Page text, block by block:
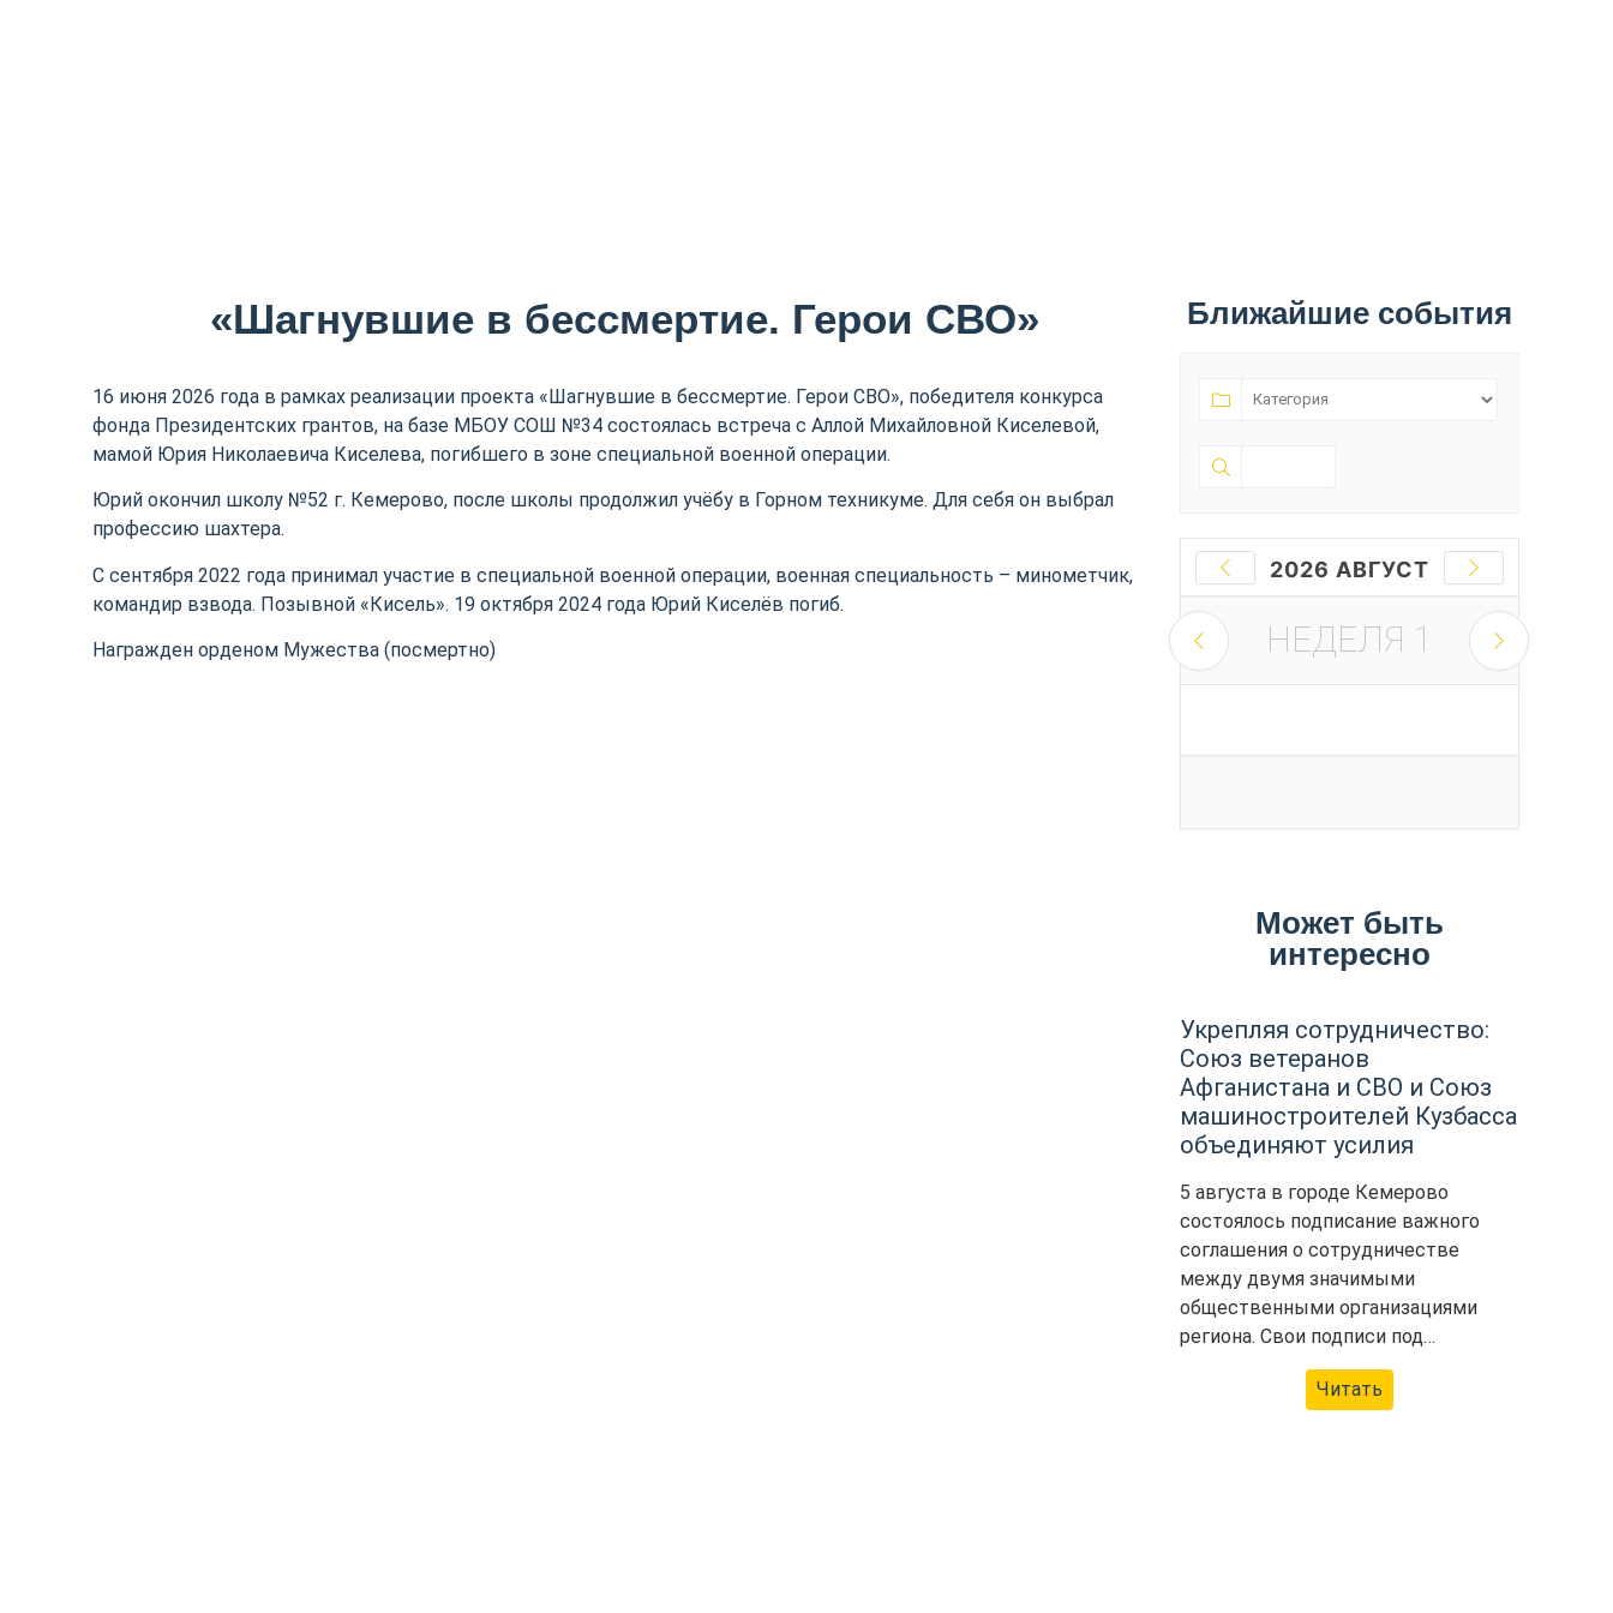
«Шагнувшие в бессмертие. Герои СВО»
16 июня 2026 года в рамках реализации проекта «Шагнувшие в бессмертие. Герои СВО», победителя конкурса
фонда Президентских грантов, на базе МБОУ СОШ №34 состоялась встреча с Аллой Михайловной Киселевой,
мамой Юрия Николаевича Киселева, погибшего в зоне специальной военной операции.
Юрий окончил школу №52 г. Кемерово, после школы продолжил учёбу в Горном техникуме. Для себя он выбрал
профессию шахтера.
С сентября 2022 года принимал участие в специальной военной операции, военная специальность – минометчик,
командир взвода. Позывной «Кисель». 19 октября 2024 года Юрий Киселёв погиб.
Награжден орденом Мужества (посмертно)
Ближайшие события
2026 АВГУСТ
НЕДЕЛЯ 1
Может быть
интересно
Укрепляя сотрудничество:
Союз ветеранов
Афганистана и СВО и Союз
машиностроителей Кузбасса
объединяют усилия
5 августа в городе Кемерово
состоялось подписание важного
соглашения о сотрудничестве
между двумя значимыми
общественными организациями
региона. Свои подписи под…
Читать